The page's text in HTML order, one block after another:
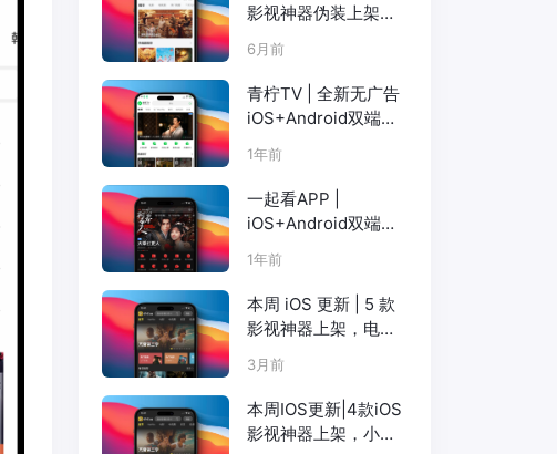
影视神器伪装上架，
院线大片 / 短剧 / 海
外资源全覆盖
6月前
青柠TV | 全新无广告
iOS+Android双端影
视（已更新至橘子
TV）
1年前
一起看APP |
iOS+Android双端更
新，注册观影流畅高
清画质，海量奈飞、
短剧、吃瓜榜
1年前
本周 iOS 更新 | 5 款
影视神器上架，电影
天堂、小苹果、橘子
等
3月前
本周IOS更新|4款iOS
影视神器上架，小柿